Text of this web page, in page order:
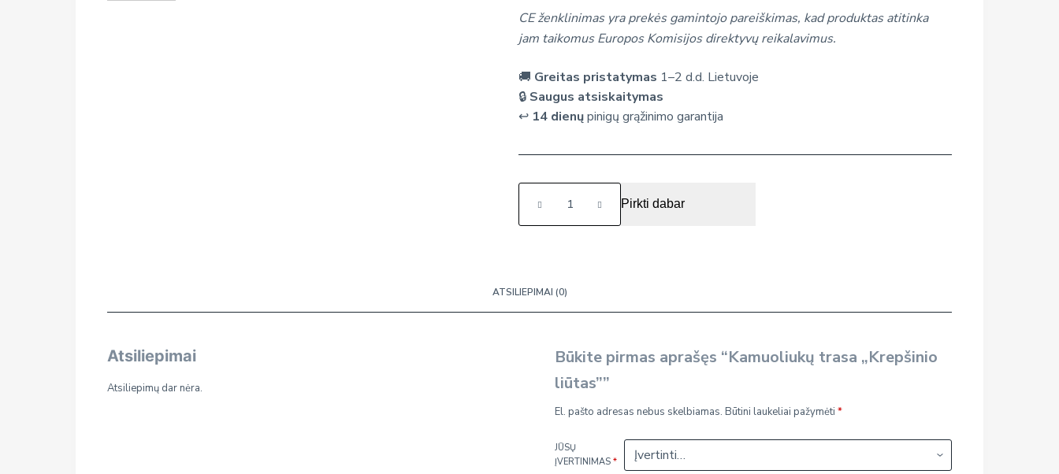
CE ženklinimas yra prekės gamintojo pareiškimas, kad produktas atitinka
jam taikomus Europos Komisijos direktyvų reikalavimus.
🚚 Greitas pristatymas 1–2 d.d. Lietuvoje
🔒 Saugus atsiskaitymas
↩️ 14 dienųpinigų grąžinimo garantija
kiekis:
Kamuoliukų
liūtas"
Pirkti dabar
ATSILIEPIMAI (0)
Atsiliepimai
Atsiliepimų dar nėra.
Būkite pirmas aprašęs “Kamuoliukų trasa „Krepšinio
liūtas””
El. pašto adresas nebus skelbiamas. Būtini laukeliai pažymėti*
JŪSŲ
ĮVERTINIMAS*